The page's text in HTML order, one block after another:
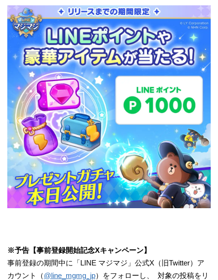
※予告【事前登録開始記念Xキャンペーン】
事前登録の期間中に「LINE マジマジ」公式X（旧Twitter）ア
カウント（@line_mgmg_jp）をフォローし、 対象の投稿をリ